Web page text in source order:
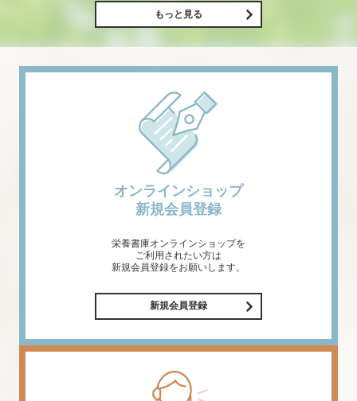
もっと見る
オンラインショップ
新規会員登録
栄養書庫オンラインショップを
ご利用されたい方は
新規会員登録をお願いします。
新規会員登録